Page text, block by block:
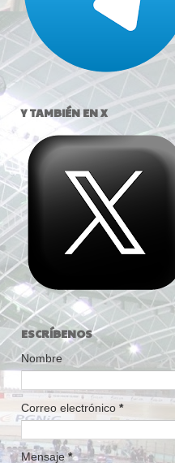
Y TAMBIÉN EN X
ESCRÍBENOS
Nombre
Correo electrónico *
Mensaje*